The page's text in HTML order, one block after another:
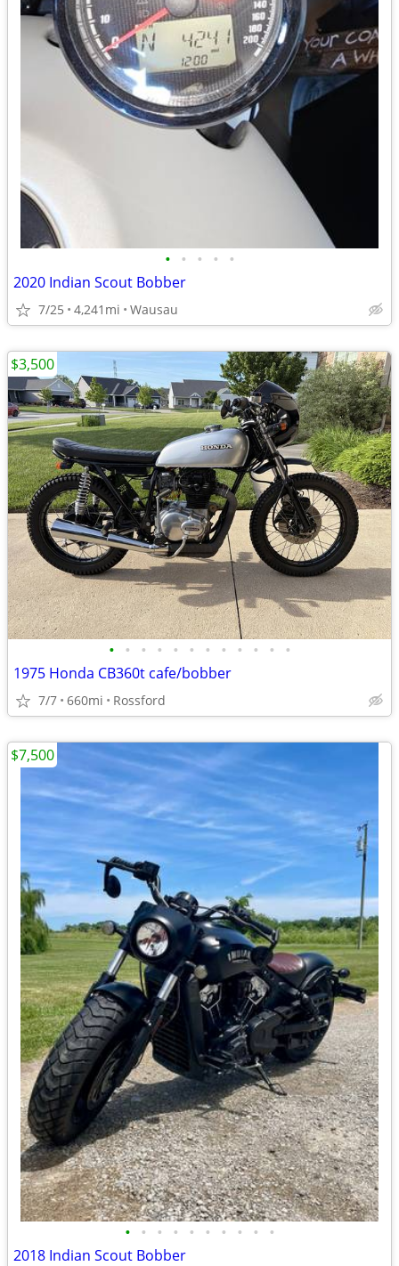
• • • • •
2020 Indian Scout Bobber
7/25 4,241mi Wausau
• • • • • • • • • • • •
1975 Honda CB360t cafe/bobber
7/7 660mi Rossford
$3,500
• • • • • • • • • •
2018 Indian Scout Bobber
$7,500